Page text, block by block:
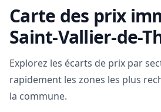
Carte des prix
Saint-Vallier-de-
Explorez les écarts de prix par
rapidement les zones les plus
la commune.